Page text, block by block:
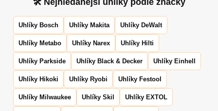
🛠 Nejhledanější uhlíky podle značky
Uhlíky Bosch Uhlíky Makita Uhlíky DeWalt
Uhlíky Metabo Uhlíky Narex Uhlíky Hilti
Uhlíky Parkside Uhlíky Black & Decker Uhlíky Einhell
Uhlíky Hikoki Uhlíky Ryobi Uhlíky Festool
Uhlíky Milwaukee Uhlíky Skil Uhlíky EXTOL